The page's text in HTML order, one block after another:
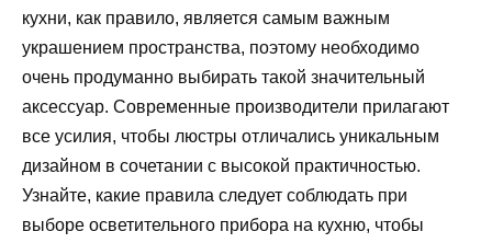
кухни, как правило, является самым важным
украшением пространства, поэтому необходимо
очень продуманно выбирать такой значительный
аксессуар. Современные производители прилагают
все усилия, чтобы люстры отличались уникальным
дизайном в сочетании с высокой практичностью.
Узнайте, какие правила следует соблюдать при
выборе осветительного прибора на кухню, чтобы